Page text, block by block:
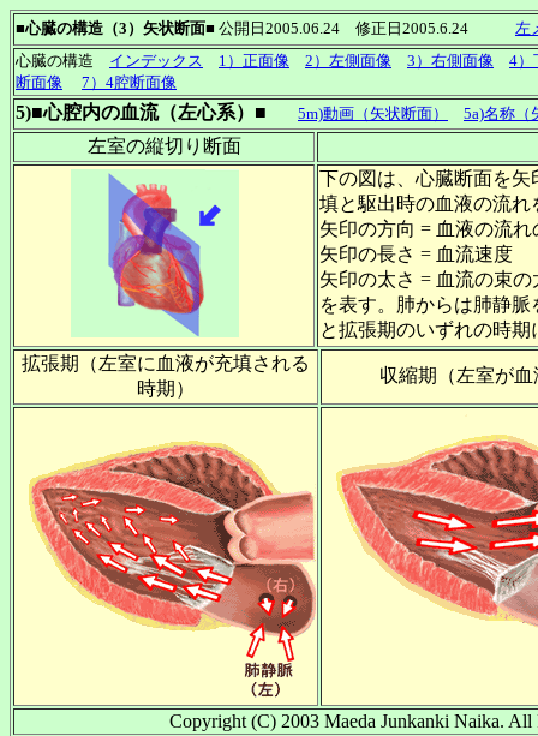
■心臓の構造（3）矢状断面■ 公開日2005.06.24 修正日2005.6.24 左
心臓の構造 インデックス 1）正面像 2）左側面像 3）右側面像
4）
断面像
7）4腔断面像
5)■心腔内の血流（左心系）■ 5m)動画（矢状断面） 5a)名称（
左室の縦切り断面
下の図は、心臓断面を
填と駆出時の血液の流れ
矢印の方向 = 血液の流れ
矢印の長さ = 血流速度
矢印の太さ = 血流の束の
を表す。肺からは肺静
と拡張期のいずれの時
拡張期（左室に血液が充填される
時期）
収縮期（左室が
Copyright (C) 2003 Maeda Junkanki Naika. All